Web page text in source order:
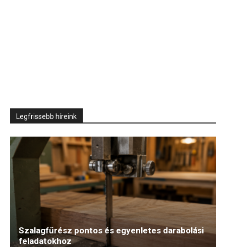
Legfrissebb híreink
Szalagfűrész pontos és egyenletes darabolási
feladatokhoz